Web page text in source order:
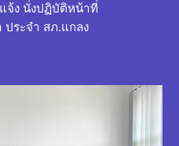
จ้ง นั่งปฏิบัติหน้าที่
ระจำ สภ.แกลง